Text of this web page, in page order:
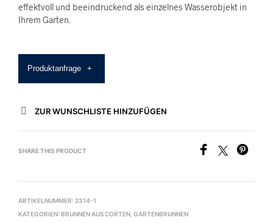
effektvoll und beeindruckend als einzelnes Wasserobjekt in
Ihrem Garten.
Produktanfrage +
ZUR WUNSCHLISTE HINZUFÜGEN
SHARE THIS PRODUCT
ARTIKELNUMMER: 2314-1
KATEGORIEN: BRUNNEN AUS CORTEN GARTENBRUNNEN